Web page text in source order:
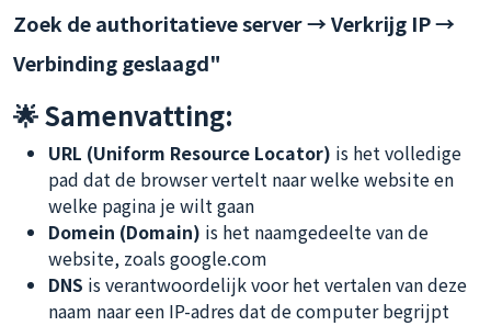
Zoek de authoritatieve server → Verkrijg IP →
Verbinding geslaagd"
🌟 Samenvatting:
URL (Uniform Resource Locator) is het volledige
pad dat de browser vertelt naar welke website en
welke pagina je wilt gaan
Domein (Domain) is het naamgedeelte van de
website, zoals google.com
DNS is verantwoordelijk voor het vertalen van deze
naam naar een IP-adres dat de computer begrijpt